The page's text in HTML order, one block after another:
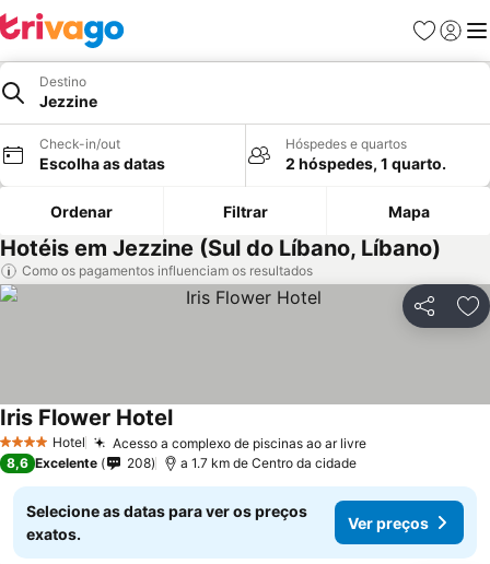
Favoritos
Iniciar
Destino
Jezzine
Check-in/out
Escolha as datas
Hóspedes e quartos
2 hóspedes, 1 quarto.
Ordenar Filtrar Mapa
Hotéis em Jezzine (Sul do Líbano, Líbano)
Como os pagamentos influenciam os resultados
Partilhar
4 EstrelasHotel Acesso a complexo de piscinas ao ar livreVer preços
Iris Flower HotelVer preços
8,6 Excelente 208 a 1.7 km de Centro da cidade
Selecione as datas para ver os preços
exatos.
Ver preços